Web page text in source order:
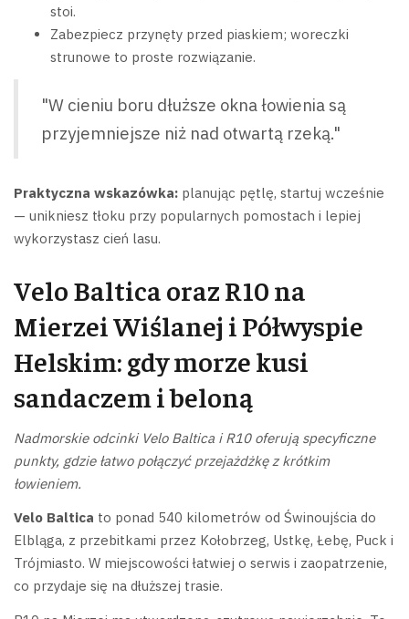
stoi.
Zabezpiecz przynęty przed piaskiem; woreczki
strunowe to proste rozwiązanie.
"W cieniu boru dłuższe okna łowienia są
przyjemniejsze niż nad otwartą rzeką."
Praktyczna wskazówka: planując pętlę, startuj wcześnie
— unikniesz tłoku przy popularnych pomostach i lepiej
wykorzystasz cień lasu.
Velo Baltica oraz R10 na
Mierzei Wiślanej i Półwyspie
Helskim: gdy morze kusi
sandaczem i beloną
Nadmorskie odcinki Velo Baltica i R10 oferują specyficzne
punkty, gdzie łatwo połączyć przejażdżkę z krótkim
łowieniem.
Velo Baltica to ponad 540 kilometrów od Świnoujścia do
Elbląga, z przebitkami przez Kołobrzeg, Ustkę, Łebę, Puck i
Trójmiasto. W miejscowości łatwiej o serwis i zaopatrzenie,
co przydaje się na dłuższej trasie.